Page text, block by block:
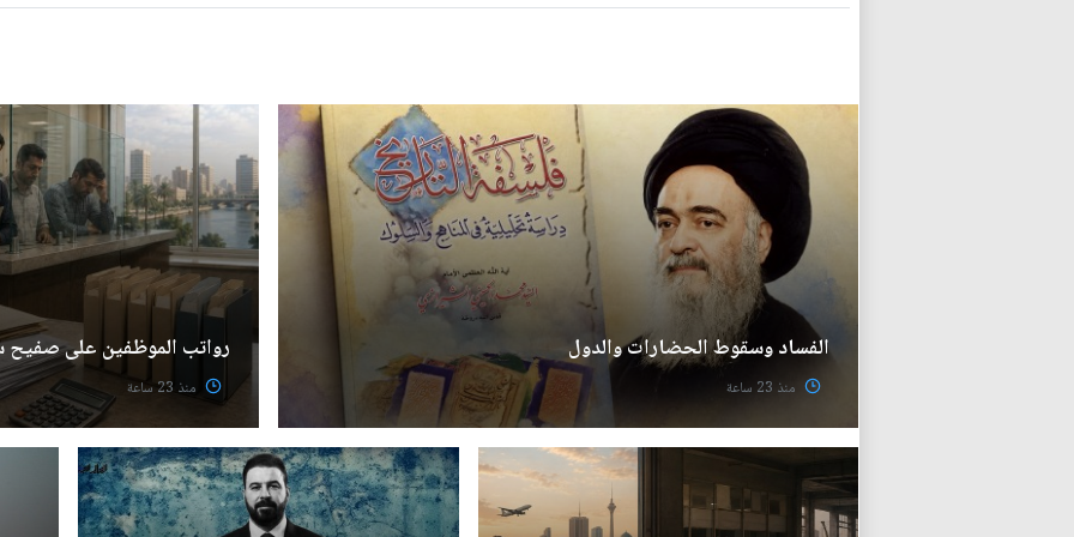
الفساد وسقوط الحضارات والدول
منذ 23 ساعة
رواتب الموظفين على
منذ 23 ساعة